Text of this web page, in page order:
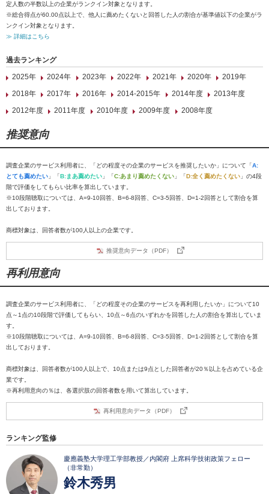
定人数の半数以上の企業がランクイン対象となります。
※総合得点が60.00点以上で、他人に薦めたくないと回答した人の割合が基準値以下の企業がラ
ンクイン対象となります。
≫ 詳細はこちら
過去ランキング
2025年
2024年 2023年 2022年 2021年 2020年
2019年
2018年
2017年 2016年 2014-2015年 2014年度
2013年度
2012年度
2011年度 2010年度 2009年度 2008年度
推奨意向
調査企業のサービス利用者に、「どの程度その企業のサービスを推奨したいか」について「A:
とても薦めたい 」「B:まあ薦めたい 」「C:あまり薦めたくない 」「D:全く薦めたくない 」の4段
階で評価をしてもらい比率を算出しています。
※10段階聴取については、A=9-10回答、B=6-8回答、C=3-5回答、D=1-2回答として割合を算
出しております。
商標対象は、回答者数が100人以上の企業です。
推奨意向データ（PDF）
再利用意向
調査企業のサービス利用者に、「どの程度その企業のサービスを再利用したいか」について10
点～1点の10段階で評価してもらい、10点～6点のいずれかを回答した人の割合を算出していま
す。
※10段階聴取については、A=9-10回答、B=6-8回答、C=3-5回答、D=1-2回答として割合を算
出しております。
商標対象は、回答者数が100人以上で、10点または9点とした回答者が20％以上を占めている企
業です。
※再利用意向の％は、各選択肢の回答者数を用いて算出しています。
再利用意向データ（PDF）
ランキング監修
慶應義塾大学理工学部教授／内閣府 上席科学技術政策フェロー
（非常勤）
鈴木秀男